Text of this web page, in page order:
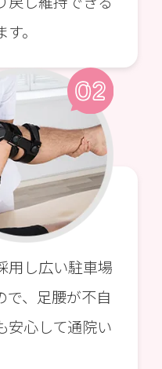
。
用し広い駐車場
で、足腰が不自
安心して通院い